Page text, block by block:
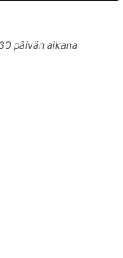
päivän aikana